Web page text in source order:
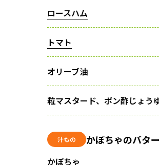
ロースハム
トマト
オリーブ油
粒マスタード、ポン酢じょう
汁もの かぼちゃのバタ
かぼちゃ